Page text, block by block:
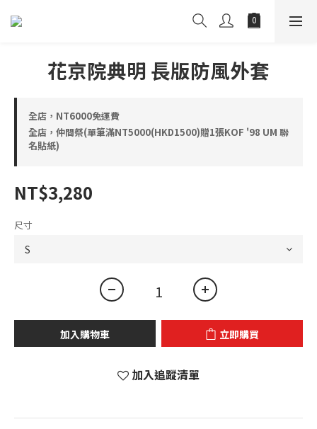
花京院典明 長版防風外套
全店，NT6000免運費
全店，仲間祭(單筆滿NT5000(HKD1500)贈1張KOF '98 UM 聯
名貼紙)
NT$3,280
尺寸
加入購物車 立即購買
加入追蹤清單